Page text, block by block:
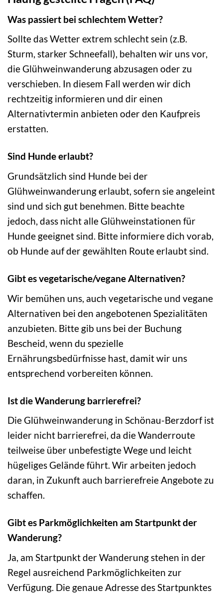
Was passiert bei schlechtem Wetter?
Sollte das Wetter extrem schlecht sein (z.B.
Sturm, starker Schneefall), behalten wir uns vor,
die Glühweinwanderung abzusagen oder zu
verschieben. In diesem Fall werden wir dich
rechtzeitig informieren und dir einen
Alternativtermin anbieten oder den Kaufpreis
erstatten.
Sind Hunde erlaubt?
Grundsätzlich sind Hunde bei der
Glühweinwanderung erlaubt, sofern sie angeleint
sind und sich gut benehmen. Bitte beachte
jedoch, dass nicht alle Glühweinstationen für
Hunde geeignet sind. Bitte informiere dich vorab,
ob Hunde auf der gewählten Route erlaubt sind.
Gibt es vegetarische/vegane Alternativen?
Wir bemühen uns, auch vegetarische und vegane
Alternativen bei den angebotenen Spezialitäten
anzubieten. Bitte gib uns bei der Buchung
Bescheid, wenn du spezielle
Ernährungsbedürfnisse hast, damit wir uns
entsprechend vorbereiten können.
Ist die Wanderung barrierefrei?
Die Glühweinwanderung in Schönau-Berzdorf ist
leider nicht barrierefrei, da die Wanderroute
teilweise über unbefestigte Wege und leicht
hügeliges Gelände führt. Wir arbeiten jedoch
daran, in Zukunft auch barrierefreie Angebote zu
schaffen.
Gibt es Parkmöglichkeiten am Startpunkt der
Wanderung?
Ja, am Startpunkt der Wanderung stehen in der
Regel ausreichend Parkmöglichkeiten zur
Verfügung. Die genaue Adresse des Startpunktes